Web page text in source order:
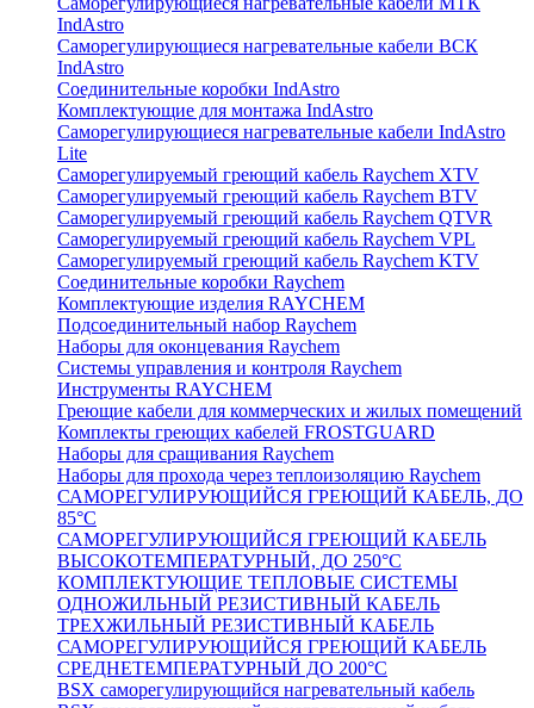
IndAstro
Саморегулирующиеся нагревательные кабели ВСК
IndAstro
Соединительные коробки IndAstro
Комплектующие для монтажа IndAstro
Саморегулирующиеся нагревательные кабели IndAstro
Lite
Саморегулируемый греющий кабель Raychem XTV
Саморегулируемый греющий кабель Raychem BTV
Саморегулируемый греющий кабель Raychem QTVR
Саморегулируемый греющий кабель Raychem VPL
Саморегулируемый греющий кабель Raychem KTV
Соединительные коробки Raychem
Комплектующие изделия RAYCHEM
Подсоединительный набор Raychem
Наборы для оконцевания Raychem
Системы управления и контроля Raychem
Инструменты RAYCHEM
Греющие кабели для коммерческих и жилых помещений
Комплекты греющих кабелей FROSTGUARD
Наборы для сращивания Raychem
Наборы для прохода через теплоизоляцию Raychem
САМОРЕГУЛИРУЮЩИЙСЯ ГРЕЮЩИЙ КАБЕЛЬ, ДО
85°С
САМОРЕГУЛИРУЮЩИЙСЯ ГРЕЮЩИЙ КАБЕЛЬ
ВЫСОКОТЕМПЕРАТУРНЫЙ, ДО 250°С
КОМПЛЕКТУЮЩИЕ ТЕПЛОВЫЕ СИСТЕМЫ
ОДНОЖИЛЬНЫЙ РЕЗИСТИВНЫЙ КАБЕЛЬ
ТРЕХЖИЛЬНЫЙ РЕЗИСТИВНЫЙ КАБЕЛЬ
САМОРЕГУЛИРУЮЩИЙСЯ ГРЕЮЩИЙ КАБЕЛЬ
СРЕДНЕТЕМПЕРАТУРНЫЙ ДО 200°С
BSX саморегулирующийся нагревательный кабель